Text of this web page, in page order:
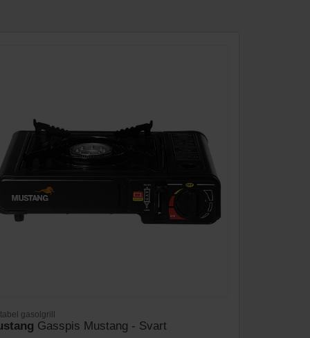
gasolgrill
Gasspis Mustang - Svart